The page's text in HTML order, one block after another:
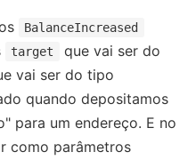
BalanceIncreased
target
que vai ser do
vai ser do tipo
quando depositamos
para um endereço. E no
como parâmetros